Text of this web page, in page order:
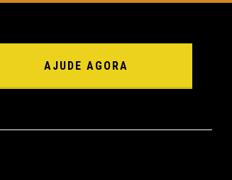
AJUDE AGORA